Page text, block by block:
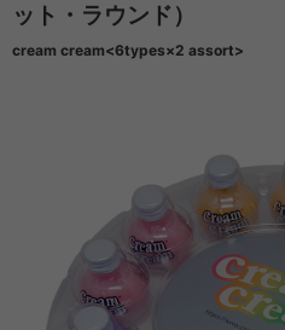
ット・ラウンド）
cream cream<6types×2 assort>